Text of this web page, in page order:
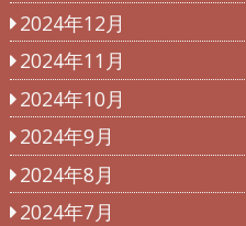
2024年12月
2024年11月
2024年10月
2024年9月
2024年8月
2024年7月